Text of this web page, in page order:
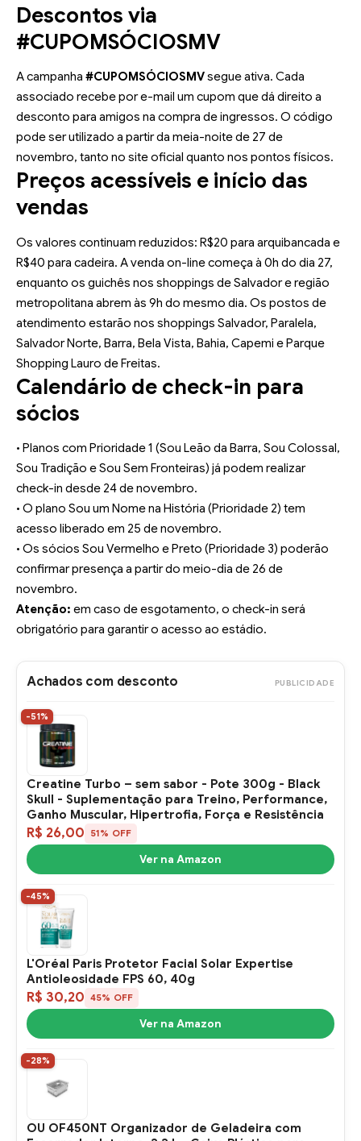
Descontos via
#CUPOMSÓCIOSMV
A campanha #CUPOMSÓCIOSMVsegue ativa. Cada
associado recebe por e-mail um cupom que dá direito a
desconto para amigos na compra de ingressos. O código
pode ser utilizado a partir da meia-noite de 27 de
novembro, tanto no site oficial quanto nos pontos físicos.
Preços acessíveis e início das
vendas
Os valores continuam reduzidos: R$20 para arquibancada e
R$40 para cadeira. A venda on-line começa à 0h do dia 27,
enquanto os guichês nos shoppings de Salvador e região
metropolitana abrem às 9h do mesmo dia. Os postos de
atendimento estarão nos shoppings Salvador, Paralela,
Salvador Norte, Barra, Bela Vista, Bahia, Capemi e Parque
Shopping Lauro de Freitas.
Calendário de check-in para
sócios
• Planos com Prioridade 1 (Sou Leão da Barra, Sou Colossal,
Sou Tradição e Sou Sem Fronteiras) já podem realizar
check-in desde 24 de novembro.
• O plano Sou um Nome na História (Prioridade 2) tem
acesso liberado em 25 de novembro.
• Os sócios Sou Vermelho e Preto (Prioridade 3) poderão
confirmar presença a partir do meio-dia de 26 de
novembro.
Atenção: em caso de esgotamento, o check-in será
obrigatório para garantir o acesso ao estádio.
Achados com desconto PUBLICIDADE
-51%
Creatine Turbo – sem sabor - Pote 300g - Black
Skull - Suplementação para Treino, Performance,
Ganho Muscular, Hipertrofia, Força e Resistência
R$ 26,00 51% OFF
Ver na Amazon
-45%
L'Oréal Paris Protetor Facial Solar Expertise
Antioleosidade FPS 60, 40g
R$ 30,20 45% OFF
Ver na Amazon
-28%
OU OF450NT Organizador de Geladeira com